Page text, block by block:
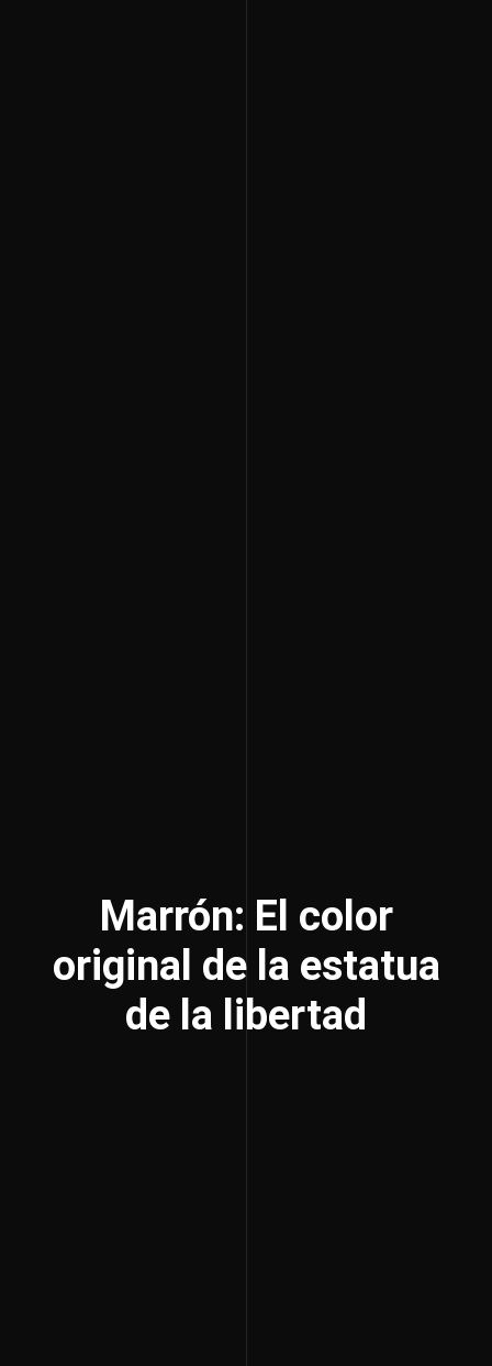
Marrón: El color
original de la estatua
de la libertad